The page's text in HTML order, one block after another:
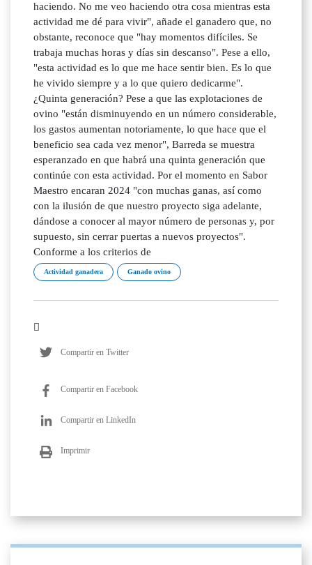
haciendo. No me veo haciendo otra cosa mientras esta
actividad me dé para vivir", añade el ganadero que, no
obstante, reconoce que "hay momentos difíciles. Se
trabaja muchas horas y días sin descanso". Pese a ello,
"esta actividad es lo que me hace sentir bien. Es lo que
he vivido siempre y a lo que quiero dedicarme".
¿Quinta generación? Pese a que las explotaciones de
ovino "están disminuyendo en un número considerable,
los gastos aumentan notoriamente, lo que hace que el
beneficio sea cada vez menor", Barreda se muestra
esperanzado en que habrá una quinta generación que
continúe con esta actividad. Por el momento en Sabor
Maestro encaran 2024 "con muchas ganas, así como
con la ilusión de que nuestro proyecto siga adelante,
dándose a conocer al mayor número de personas y, por
supuesto, sin cerrar puertas a nuevos proyectos".
Conforme a los criterios de
Actividad ganadera Ganado ovino
Compartir en Twitter
Compartir en Facebook
Compartir en LinkedIn
Imprimir